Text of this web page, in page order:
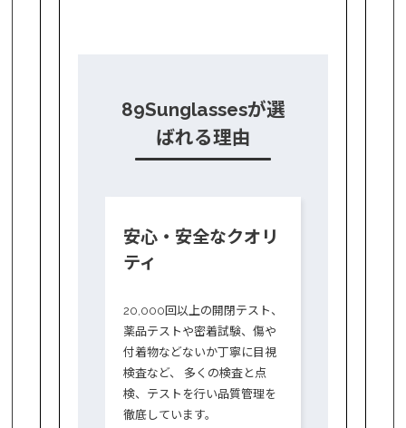
89Sunglassesが選
ばれる理由
安心・安全なクオリ
ティ
20,000回以上の開閉テスト、
薬品テストや密着試験、傷や
付着物などないか丁寧に目視
検査など、 多くの検査と点
検、テストを行い品質管理を
徹底しています。